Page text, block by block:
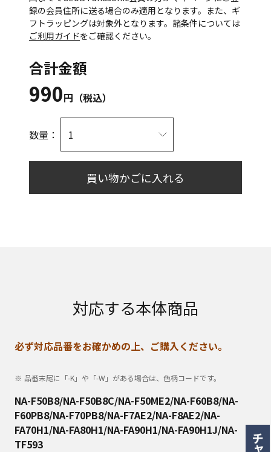
録の会員住所に送る場合のみ適用となります。また、ギ
フトラッピングは対象外となります。諸条件については
ご利用ガイドをご確認ください。
合計金額
990円（税込）
数量：
買い物かごに入れる
対応する本体商品
必ず対応品番をお確かめの上、ご購入ください。
品番末尾に「-K」や「-W」がある場合は、色柄コードです。
NA-F50B8/NA-F50B8C/NA-F50ME2/NA-F60B8/NA-
F60PB8/NA-F70PB8/NA-F7AE2/NA-F8AE2/NA-
FA70H1/NA-FA80H1/NA-FA90H1/NA-FA90H1J/NA-
TF593